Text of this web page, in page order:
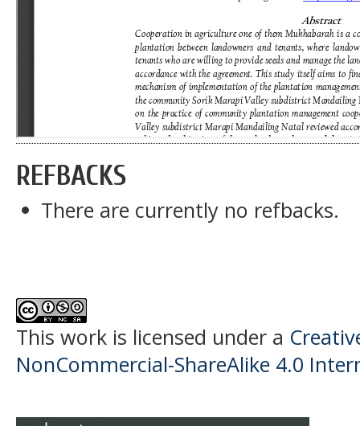
REFBACKS
There are currently no refbacks.
This work is licensed under a
NonCommercial-ShareAlike 4.0